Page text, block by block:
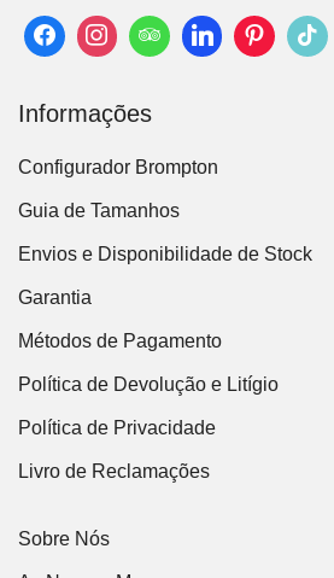
Informações
Configurador Brompton
Guia de Tamanhos
Envios e Disponibilidade de Stock
Garantia
Métodos de Pagamento
Política de Devolução e Litígio
Política de Privacidade
Livro de Reclamações
Sobre Nós